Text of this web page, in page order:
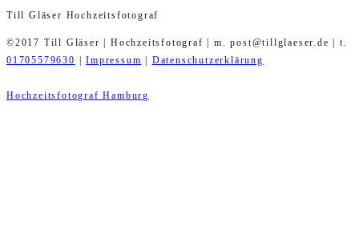
Till Gläser Hochzeitsfotograf
©2017 Till Gläser | Hochzeitsfotograf | m. post@tillglaeser.de | t.
01705579630
|Impressum Datenschutzerklärung
Hochzeitsfotograf Hamburg